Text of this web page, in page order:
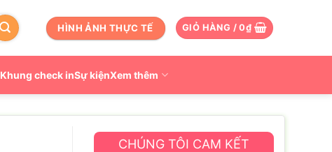
HÌNH ẢNH THỰC TẾ GIỎ HÀNG /0₫
Khung check inSự kiệnXem thêm
CHÚNG TÔI CAM KẾT